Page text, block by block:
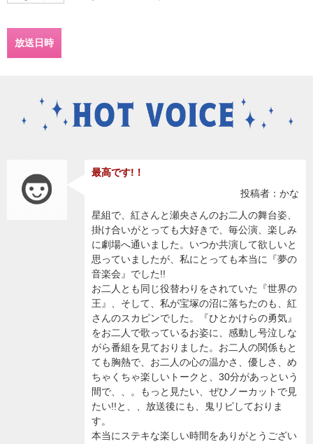
放送日時
最高です!！
投稿者：かな
星組で、紅さんと瀬央さんのお二人の舞台姿、
掛け合いがとっても大好きで、毎公演、楽しみ
に劇場へ通いました。いつか共演して欲しいと
思っていましたが、私にとっても本当に『夢の
音楽会』でした!!
お二人とも同じ役替わりをされていた『世界の
王』、そして、私が宝塚の沼に落ちたのも、紅
さんのスカピンでした。『ひとかけらの勇気』
をお二人で歌っているお姿に、感動し号泣しな
がら番組を見ておりました。お二人の関係もと
ても胸熱で、お二人の心の温かさ、優しさ、め
ちゃくちゃ楽しいトークと、30分があっという
間で、、。もっと見たい、ぜひノーカットで見
たい!!と、、放送後にも、鬼リピしておりま
す。
本当にステキな楽しい時間をありがとうござい